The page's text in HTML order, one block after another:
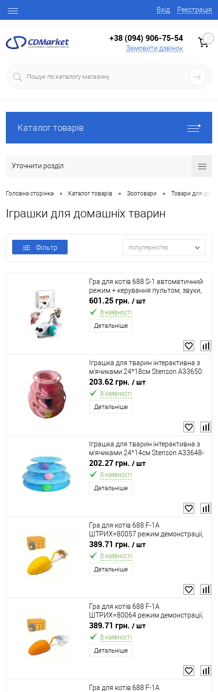
Вхід Реєстрація
+38 (094) 906-75-54
Замовити дзвінок
0
Каталог товарів
Уточнити розділ
Головна сторінка • Каталог товарів • Зоотовари • Товари для
Іграшки для домашніх тварин
Фільтр популярністю
Гра для котів 688 S-1 автоматичний
режим + керування пультом, звуки,
підсвічування, вбудований акум.,
USB Type-C кабель, в коробці
601.25 грн. / шт
В наявності
Детальніше
Іграшка для тварин інтерактивна з
м'ячиками 24*18см Stenson A33650
203.62 грн. / шт
В наявності
Детальніше
Іграшка для тварин інтерактивна з
м'ячиками 24*14см Stenson A33648-
BL
202.27 грн. / шт
В наявності
Детальніше
Гра для котів 688 F-1A
ШТРИХ=80057 режим демонстрації,
звук, підсвічування, пульт
керування, вбудований акумулятор,
USB Type-C кабель, в коробці
389.71 грн. / шт
В наявності
Детальніше
Гра для котів 688 F-1A
ШТРИХ=80064 режим демонстрації,
звук, підсвічування, пульт
керування, вбудований акумулятор,
USB Type-C кабель, в коробці
389.71 грн. / шт
В наявності
Детальніше
Гра для котів 688 F-1A